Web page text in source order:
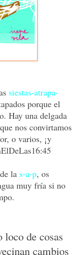
siestas-atrapa-
porque el
Hay una delgada
nos convirtamos
o varios, ¡y
la s-a-p, os
muy fría si no
de cosas
cambios